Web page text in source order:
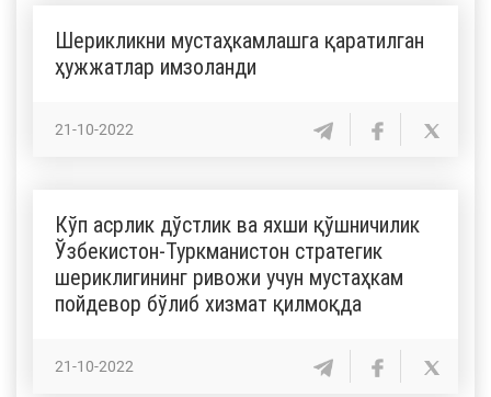
Шерикликни мустаҳкамлашга қаратилган
ҳужжатлар имзоланди
21-10-2022
Кўп асрлик дўстлик ва яхши қўшничилик
Ўзбекистон-Туркманистон стратегик
шериклигининг ривожи учун мустаҳкам
пойдевор бўлиб хизмат қилмоқда
21-10-2022